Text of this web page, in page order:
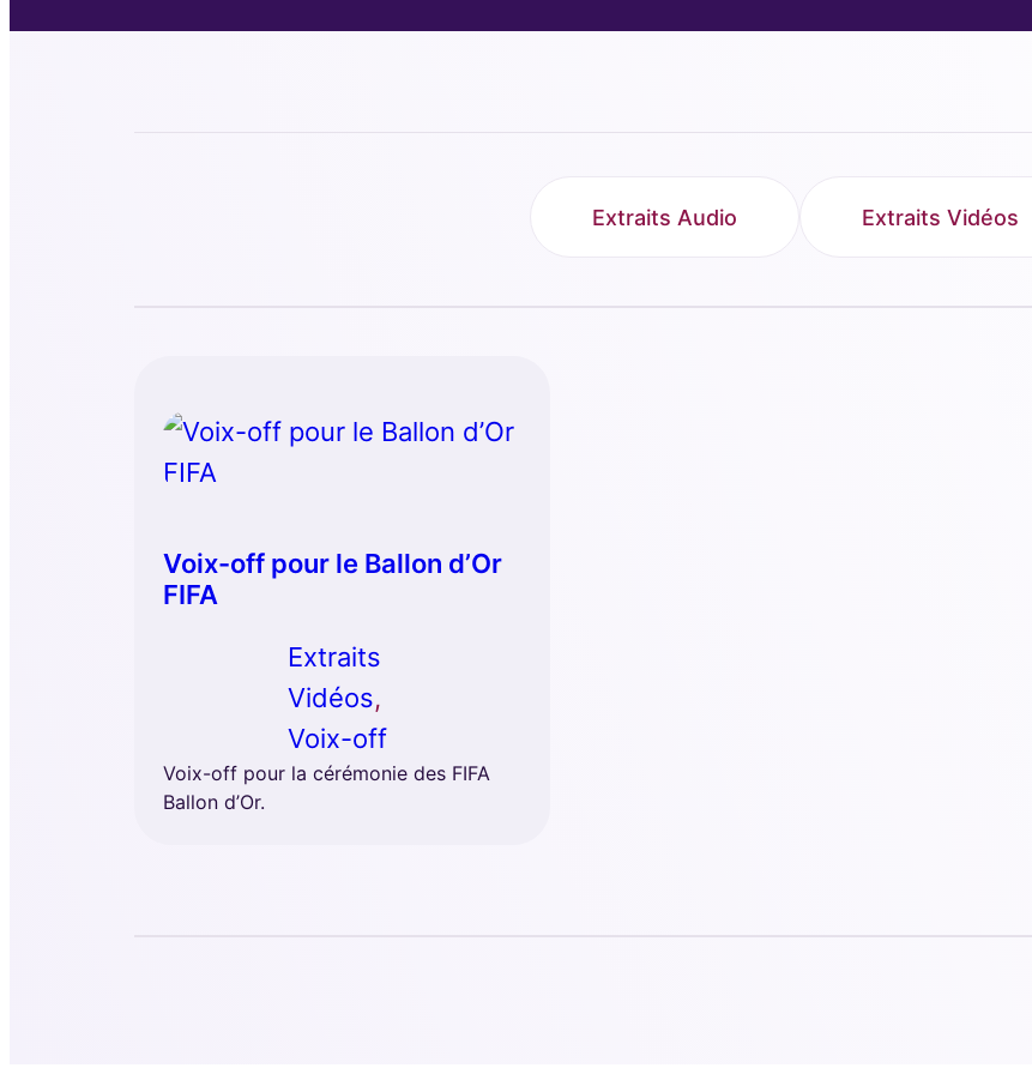
Extraits Audio Extraits Vidéos
Voix-off pour le Ballon d’Or
FIFA
Extraits
Vidéos
Voix-off
Voix-off pour la cérémonie des FIFA
Ballon d’Or.